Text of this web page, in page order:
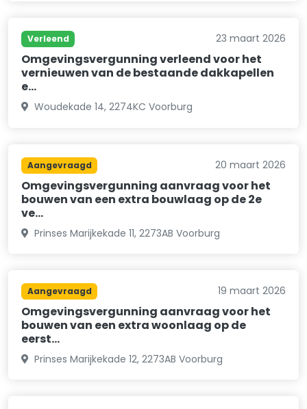
Verleend 23 maart 2026
Omgevingsvergunning verleend voor het
vernieuwen van de bestaande dakkapellen
e…
Woudekade 14, 2274KC Voorburg
Aangevraagd 20 maart 2026
Omgevingsvergunning aanvraag voor het
bouwen van een extra bouwlaag op de 2e
ve…
Prinses Marijkekade 11, 2273AB Voorburg
Aangevraagd 19 maart 2026
Omgevingsvergunning aanvraag voor het
bouwen van een extra woonlaag op de
eerst…
Prinses Marijkekade 12, 2273AB Voorburg